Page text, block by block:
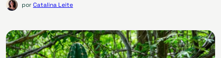
porCatalina Leite